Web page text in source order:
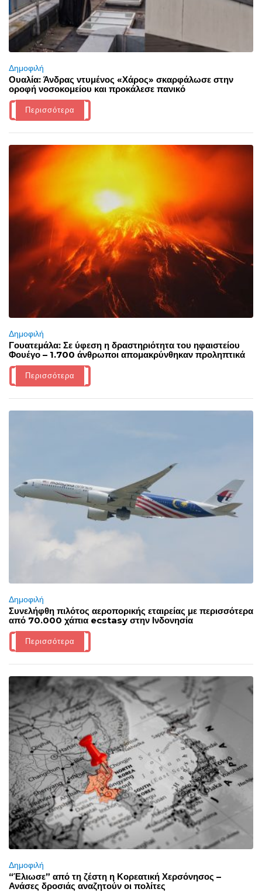
Δημοφιλή
Ουαλία: Άνδρας ντυμένος «Χάρος» σκαρφάλωσε στην
οροφή νοσοκομείου και προκάλεσε πανικό
Περισσότερα
Δημοφιλή
Γουατεμάλα: Σε ύφεση η δραστηριότητα του ηφαιστείου
Φουέγο – 1.700 άνθρωποι απομακρύνθηκαν προληπτικά
Περισσότερα
Δημοφιλή
Συνελήφθη πιλότος αεροπορικής εταιρείας με περισσότερα
από 70.000 χάπια ecstasy στην Ινδονησία
Περισσότερα
Δημοφιλή
“Έλιωσε” από τη ζέστη η Κορεατική Χερσόνησος –
Ανάσες δροσιάς αναζητούν οι πολίτες